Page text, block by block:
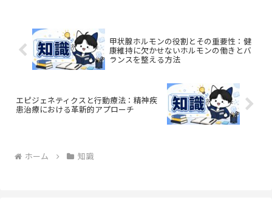
甲状腺ホルモンの役割とその重要性：健
康維持に欠かせないホルモンの働きとバ
ランスを整える方法
エピジェネティクスと行動療法：精神疾
患治療における革新的アプローチ
ホーム 知識